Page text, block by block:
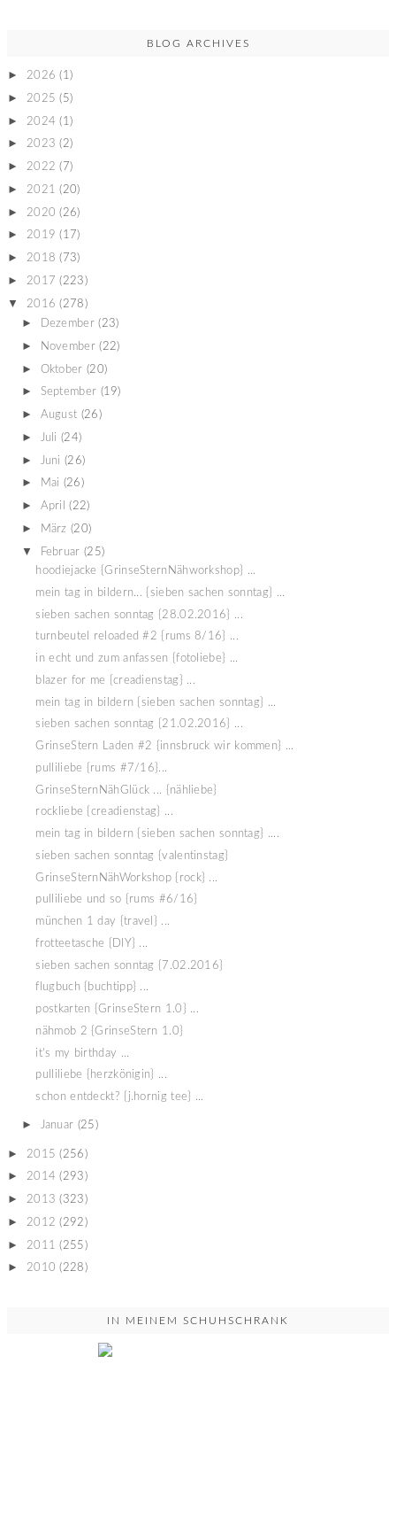
BLOG ARCHIVES
► 2026 (1)
► 2025 (5)
► 2024 (1)
► 2023 (2)
► 2022 (7)
► 2021 (20)
► 2020 (26)
► 2019 (17)
► 2018 (73)
► 2017 (223)
▼ 2016 (278)
► Dezember (23)
► November (22)
► Oktober (20)
► September (19)
► August (26)
► Juli (24)
► Juni (26)
► Mai (26)
► April (22)
► März (20)
▼ Februar (25)
hoodiejacke {GrinseSternNähworkshop} ...
mein tag in bildern... {sieben sachen sonntag} ...
sieben sachen sonntag {28.02.2016} ...
turnbeutel reloaded #2 {rums 8/16} ...
in echt und zum anfassen {fotoliebe} ...
blazer for me {creadienstag} ...
mein tag in bildern {sieben sachen sonntag} ...
sieben sachen sonntag {21.02.2016} ...
GrinseStern Laden #2 {innsbruck wir kommen} ...
pulliliebe {rums #7/16}...
GrinseSternNähGlück ... {nähliebe}
rockliebe {creadienstag} ...
mein tag in bildern {sieben sachen sonntag} ....
sieben sachen sonntag {valentinstag}
GrinseSternNähWorkshop {rock} ...
pulliliebe und so {rums #6/16}
münchen 1 day {travel} ...
frotteetasche {DIY} ...
sieben sachen sonntag {7.02.2016}
flugbuch {buchtipp} ...
postkarten {GrinseStern 1.0} ...
nähmob 2 {GrinseStern 1.0}
it's my birthday ...
pulliliebe {herzkönigin} ...
schon entdeckt? {j.hornig tee} ...
► Januar (25)
► 2015 (256)
► 2014 (293)
► 2013 (323)
► 2012 (292)
► 2011 (255)
► 2010 (228)
IN MEINEM SCHUHSCHRANK